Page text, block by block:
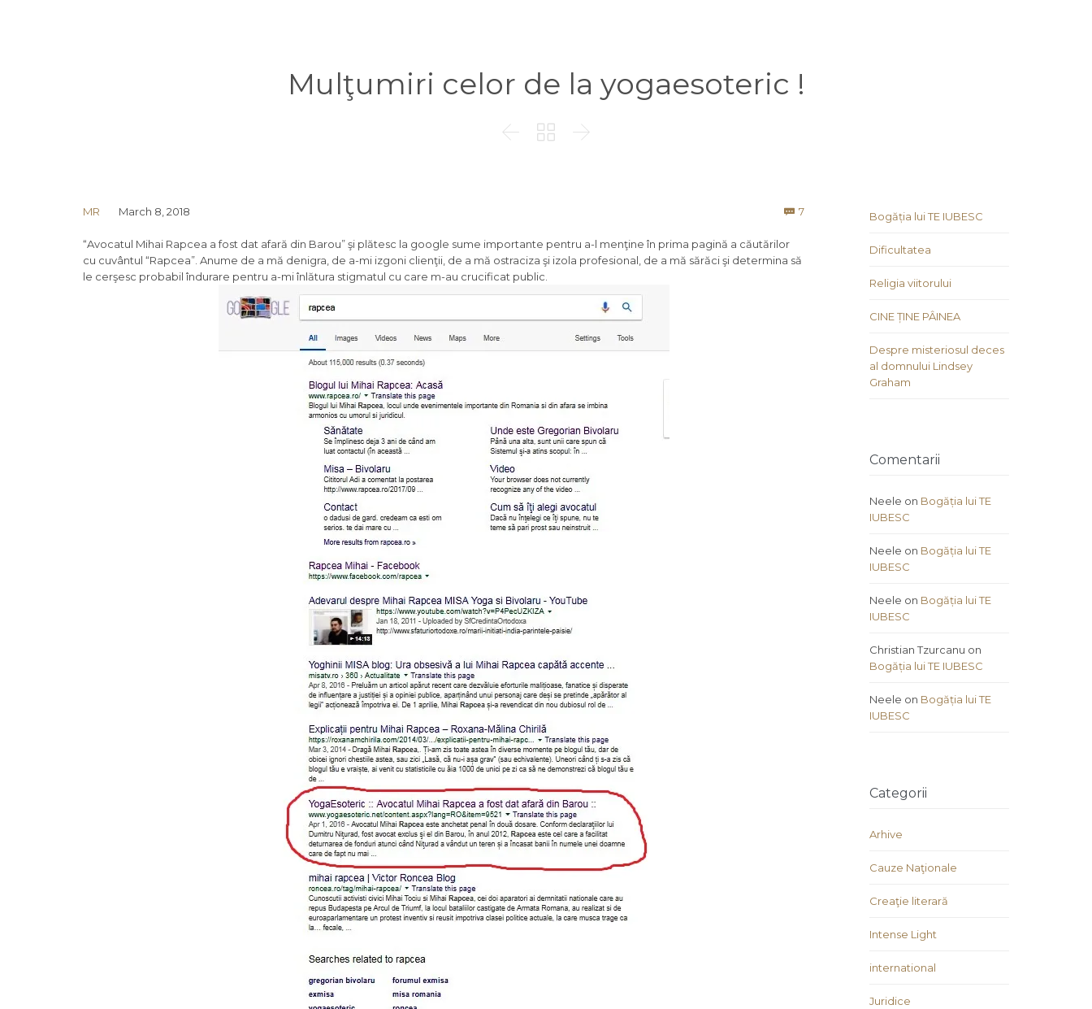
Mulţumiri celor de la yogaesoteric !
  
MR March 8, 2018  7Comments
“Avocatul Mihai Rapcea a fost dat afară din Barou” şi plătesc la google sume importante pentru a-l menţine în prima pagină a căutărilor
cu cuvântul “Rapcea”. Anume de a mă denigra, de a-mi izgoni clienţii, de a mă ostraciza şi izola profesional, de a mă sărăci şi determina să
le cerşesc probabil îndurare pentru a-mi înlătura stigmatul cu care m-au crucificat public.
Bogăția lui TE IUBESC
Dificultatea
Religia viitorului
CINE ȚINE PÂINEA
Despre misteriosul deces
al domnului Lindsey
Graham
Comentarii
Neele on Bogăția lui TE
IUBESC
Neele on Bogăția lui TE
IUBESC
Neele on Bogăția lui TE
IUBESC
Christian Tzurcanu on
Bogăția lui TE IUBESC
Neele on Bogăția lui TE
IUBESC
Categorii
Arhive
Cauze Naţionale
Creaţie literară
Intense Light
international
Juridice